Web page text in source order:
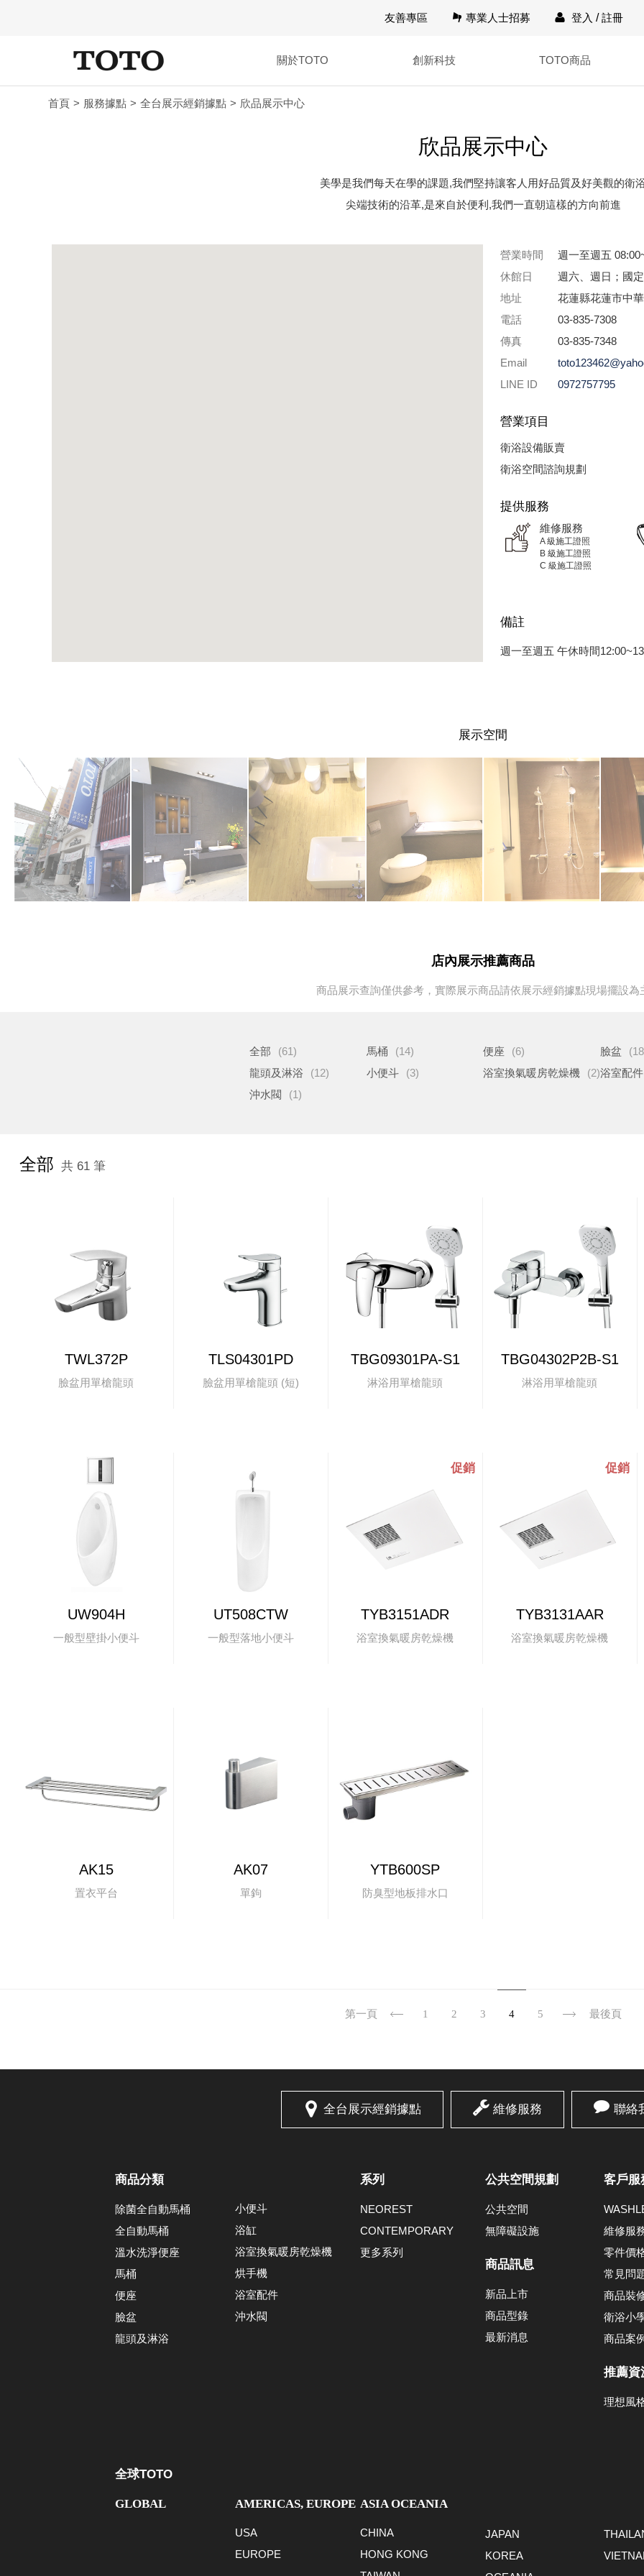
友善專區 專業人士招募 登入 /註冊
關於TOTO 創新科技 TOTO商品
首頁 服務據點 全台展示經銷據點 欣品展示中心
欣品展示中心
美學是我們每天在學的課題,我們堅持讓客人用好品質及好美觀的衛
尖端技術的沿革,是來自於便利,我們一直朝這樣的方向前進
營業時間
週一至週五
休館日
週六、週日；國
地址
花蓮縣花蓮市中
電話
03-835-7308
傳真
03-835-7348
Email
LINE ID
0972757795
營業項目
衛浴設備販賣
衛浴空間諮詢規劃
提供服務
維修服務
A 級施工證照
B 級施工證照
C 級施工證照
備註
週一至週五 午休時間
展示空間
店內展示推薦商品
商品展示查詢僅供參考，實際展示商品請依展示經銷據點現場擺設為
全部 (61) 馬桶 (14) 便座 (6) 臉盆
龍頭及淋浴
(12) 小便斗 (3) 浴室換氣暖房乾燥機 (2)浴室配件
沖水閥
(1)
全部 共 61 筆
TWL372P
臉盆用單槍龍頭
TLS04301PD
臉盆用單槍龍頭 (短)
TBG09301PA-S1
淋浴用單槍龍頭
TBG04302P2B-S1
淋浴用單槍龍頭
UW904H
一般型壁掛小便斗
UT508CTW
一般型落地小便斗
TYB3151ADR
浴室換氣暖房乾燥機
TYB3131AAR
浴室換氣暖房乾燥機
AK15
置衣平台
AK07
單鉤
YTB600SP
防臭型地板排水口
第一頁 1 2 3 4 5 最後頁
全台展示經銷據點 維修服務 聯絡
商品分類
除菌全自動馬桶
全自動馬桶
溫水洗淨便座
馬桶
便座
臉盆
龍頭及淋浴
小便斗
浴缸
浴室換氣暖房乾燥機
烘手機
浴室配件
沖水閥
系列
NEOREST
CONTEMPORARY
更多系列
公共空間規劃
公共空間
無障礙設施
商品訊息
新品上市
商品型錄
最新消息
客戶服
維修服
零件價
常見問
商品裝
衛浴小
商品案
推薦資
理想風
全球TOTO
GLOBAL AMERICAS, EUROPE
USA
EUROPE
ASIA OCEANIA
CHINA
HONG KONG
JAPAN
KOREA